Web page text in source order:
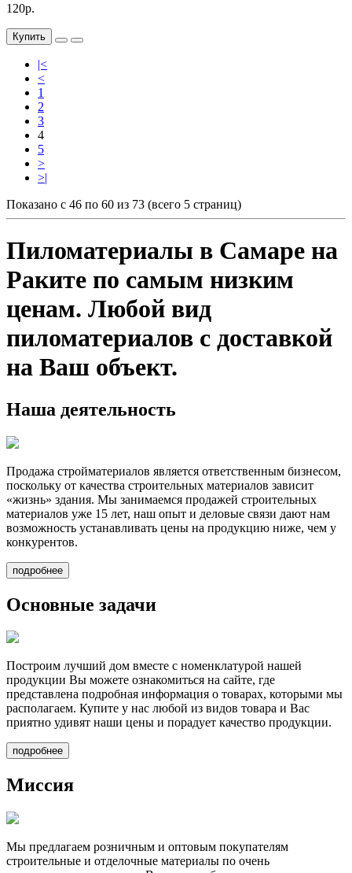
120р.
Купить
|<
<
1
2
3
4
5
>
>|
Показано с 46 по 60 из 73 (всего 5 страниц)
Пиломатериалы в Самаре на
Раките по самым низким
ценам. Любой вид
пиломатериалов с доставкой
на Ваш объект.
Наша деятельность
Продажа стройматериалов является ответственным бизнесом,
поскольку от качества строительных материалов зависит
«жизнь» здания. Мы занимаемся продажей строительных
материалов уже 15 лет, наш опыт и деловые связи дают нам
возможность устанавливать цены на продукцию ниже, чем у
конкурентов.
подробнее
Основные задачи
Построим лучший дом вместе с номенклатурой нашей
продукции Вы можете ознакомиться на сайте, где
представлена подробная информация о товарах, которыми мы
располагаем. Купите у нас любой из видов товара и Вас
приятно удивят наши цены и порадует качество продукции.
подробнее
Миссия
Мы предлагаем розничным и оптовым покупателям
строительные и отделочные материалы по очень